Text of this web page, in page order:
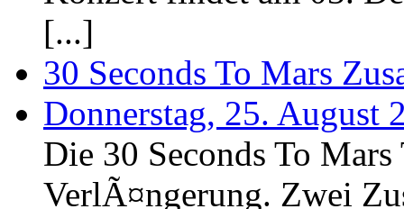
[...]
30 Seconds To Mars
Donnerstag, 25. August
Die 30 Seconds To
VerlÃ¤ngerung. Zwei